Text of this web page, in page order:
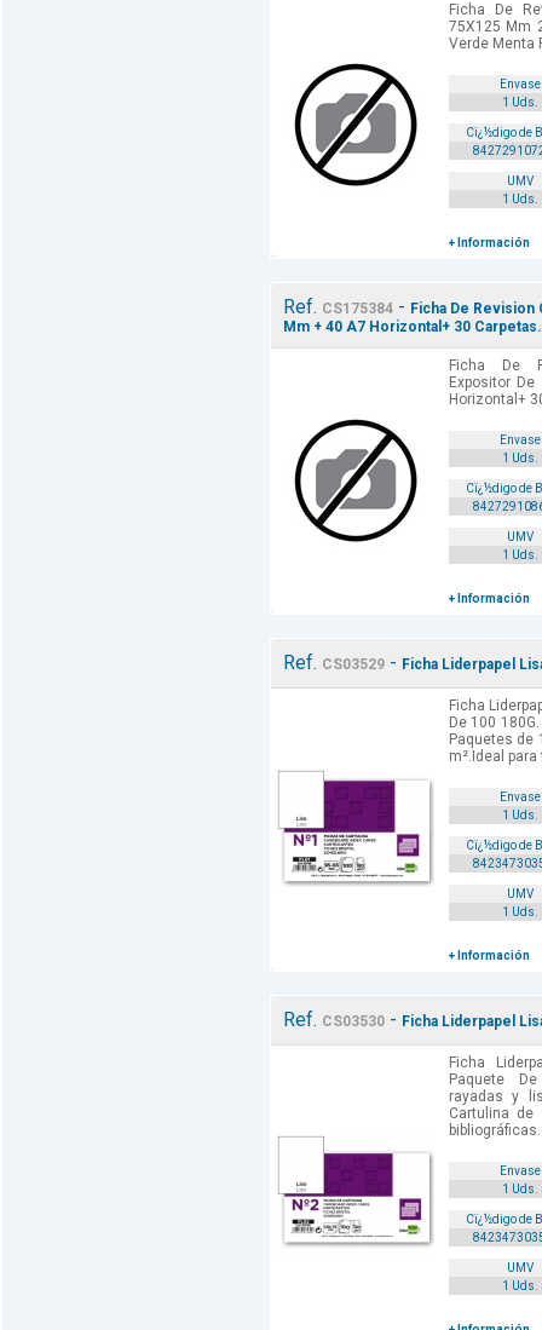
Ficha De
75X125 Mm
Verde Menta
Envase
1 Uds.
Cï¿½digo de
UMV
1 Uds.
+ Información
Ref. CS175384- Ficha De Revision
Mm + 40 A7 Horizontal+ 30 Carpetas.
Ficha De
Expositor
Horizontal+
Envase
1 Uds.
Cï¿½digo de
UMV
1 Uds.
+ Información
Ref. CS03529- Ficha Liderpapel
Ficha
De 100
Paquetes de
m².Ideal
Envase
1 Uds.
Cï¿½digo de
UMV
1 Uds.
+ Información
Ref. CS03530- Ficha Liderpapel
Ficha
Paquete
rayadas y
Cartulina
bibliográficas.
Envase
1 Uds.
Cï¿½digo de
UMV
1 Uds.